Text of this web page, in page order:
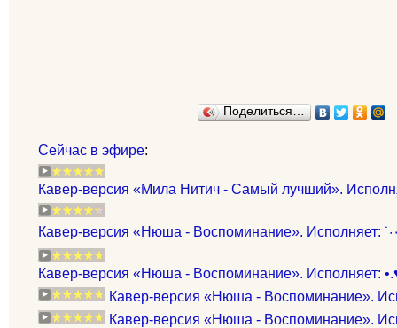
Поделиться…
Сейчас в эфире:
Кавер-версия «Мила Нитич - Самый лучший».
Кавер-версия «Нюша - Воспоминание». Исполняет:
Кавер-версия «Нюша - Воспоминание».
Кавер-версия «Нюша - Воспоминание».